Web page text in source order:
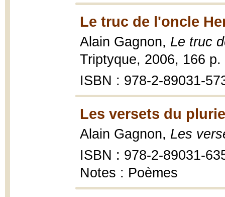
Le truc de l'oncle
Alain Gagnon, Le truc
Triptyque, 2006, 166
ISBN : 978-2-89031-
Les versets du
Alain Gagnon, Les
ISBN : 978-2-89031-
Notes : Poèmes